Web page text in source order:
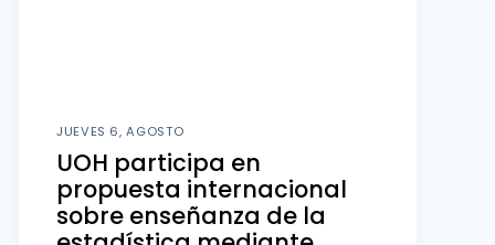
JUEVES 6, AGOSTO
UOH participa en
propuesta internacional
sobre enseñanza de la